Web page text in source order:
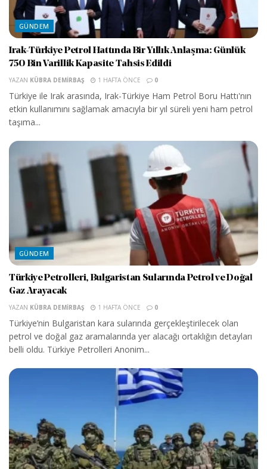
GÜNDEM
Irak-Türkiye Petrol Hattında Bir Yıllık Anlaşma: Günlük
750 Bin Varillik Kapasite Tahsis Edildi
YAZAN KÜBRA DEMIRBAŞ 1 HAFTA ÖNCE 0
Türkiye ile Irak arasında, Irak-Türkiye Ham Petrol Boru Hattı'nın
etkin kullanımını sağlamak amacıyla bir yıl süreli yeni ham petrol
taşıma...
GÜNDEM
Türkiye Petrolleri, Bulgaristan Sularında Petrol ve Doğal
Gaz Arayacak
YAZAN KÜBRA DEMIRBAŞ 1 HAFTA ÖNCE 0
Türkiye’nin Bulgaristan kara sularında gerçekleştirilecek olan
petrol ve doğal gaz aramalarında yer alacağı ortaklığın detayları
belli oldu. Türkiye Petrolleri Anonim...